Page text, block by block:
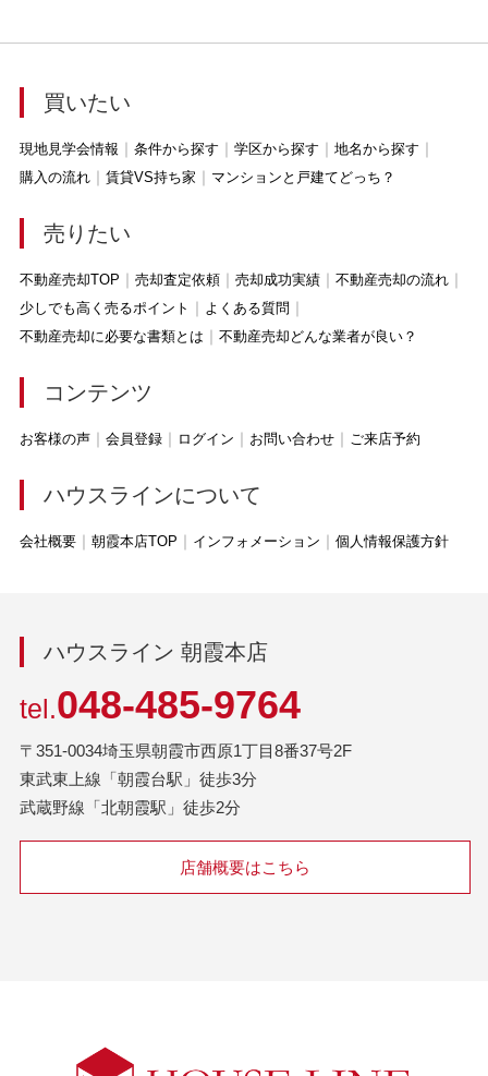
買いたい
現地見学会情報 条件から探す 学区から探す
地名から探す
購入の流れ
賃貸VS持ち家 マンションと戸建てどっち？
売りたい
不動産売却TOP 売却査定依頼 売却成功実績
不動産売却の流れ
少しでも高く売るポイント
よくある質問
不動産売却に必要な書類とは
不動産売却どんな業者が良い？
コンテンツ
お客様の声 会員登録 ログイン お問い合わせ ご来店予約
ハウスラインについて
会社概要 朝霞本店TOP インフォメーション 個人情報保護方針
ハウスライン 朝霞本店
tel.048-485-9764
〒351-0034埼玉県朝霞市西原1丁目8番37号2F
東武東上線「朝霞台駅」徒歩3分
武蔵野線「北朝霞駅」徒歩2分
店舗概要はこちら